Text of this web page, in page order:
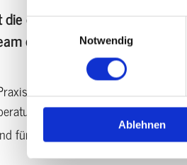
Einwilligungsauswahl
Notwendig
Ablehnen
die oberste Priorität, dass Sie
der Kleintierpraxis Jürgen
bieten wir Ihnen
Auch eine stationäre
für Ausnahmefälle auch